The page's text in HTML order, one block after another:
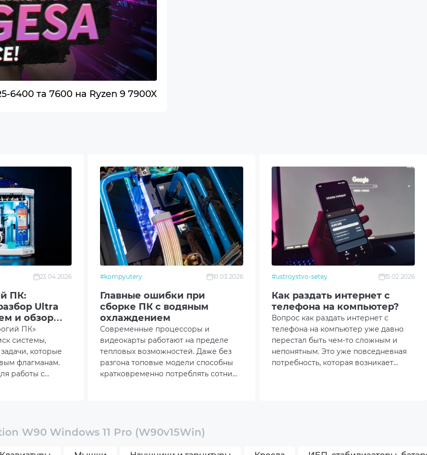
SSD стандарта NVME
охлаждения процессора
связи Wi-Fi 802.11be
кабель питания
6400 та 7600 на Ryzen 9 7900X
23.04.2026
ПК:
Ultra
и обзор
ПК»
системы,
которые
флагманам.
работы с
#kompyutery 10.03.2026
Главные ошибки при
сборке ПК с водяным
охлаждением
Современные процессоры и
видеокарты работают на пределе
тепловых возможностей. Даже без
разгона топовые модели способны
кратковременно потреблять сотни
просто эстетическим решением.
#ustroystvo-setey 15.02.2026
Как раздать интернет с
телефона на компьютер?
Вопрос как раздать интернет с
телефона на компьютер уже давно
перестал быть чем-то сложным и
непонятным. Это уже повседневная
потребность, которая возникает
W90 Windows 11 Pro (W90v15Win)